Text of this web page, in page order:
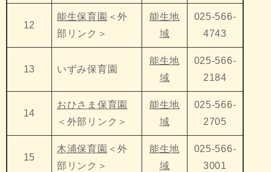
12
能生保育園 ＜外
部リンク＞
能生地
域
025-566-
4743
13 いずみ保育園
能生地
域
025-566-
2184
14
おひさま保育園
＜外部リンク＞
能生地
域
025-566-
2705
15
木浦保育園 ＜外
部リンク＞
能生地
域
025-566-
3001